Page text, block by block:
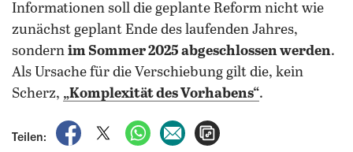
Informationen soll die geplante Reform nicht wie
zunächst geplant Ende des laufenden Jahres,
sondern im Sommer 2025 abgeschlossen werden.
Als Ursache für die Verschiebung gilt die, kein
Scherz, „Komplexität des Vorhabens“.
Teilen:
auf Facebook teilen
auf X teilenper WhatsApp teilen
per E-Mail teilen